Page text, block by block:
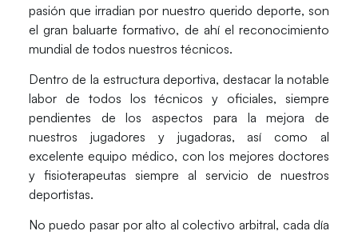
pasión que irradian por nuestro querido deporte, son
el gran baluarte formativo, de ahí el reconocimiento
mundial de todos nuestros técnicos.
Dentro de la estructura deportiva, destacarla notable
labor de todos lostécnicos y oficiales, siempre
pendientes de los aspectos para la mejora de
nuestros jugadores y jugadoras, así como al
excelenteequipo médico, con los mejoresdoctores
y fisioterapeutas siempre al servicio de nuestros
deportistas.
No puedo pasar por alto alcolectivo arbitral, cada día